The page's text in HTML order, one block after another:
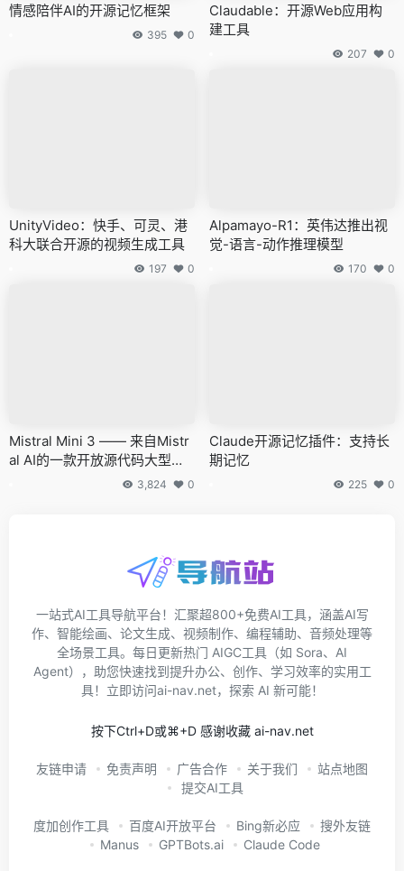
情感陪伴AI的开源记忆框架
395 0
Claudable：开源Web应用构
建工具
207 0
UnityVideo：快手、可灵、港
科大联合开源的视频生成工具
197 0
Alpamayo-R1：英伟达推出视
觉-语言-动作推理模型
170 0
Mistral Mini 3 —— 来自Mistr
al AI的一款开放源代码大型语
3,824 0
Claude开源记忆插件：支持长
期记忆
225 0
一站式AI工具导航平台！汇聚超800+免费AI工具，涵盖AI写
作、智能绘画、论文生成、视频制作、编程辅助、音频处理等
全场景工具。每日更新热门 AIGC工具（如 Sora、AI
Agent），助您快速找到提升办公、创作、学习效率的实用工
具！立即访问ai-nav.net，探索 AI 新可能！
按下Ctrl+D或⌘+D 感谢收藏 ai-nav.net
友链申请 免责声明 广告合作 关于我们
站点地图
提交AI工具
度加创作工具 百度AI开放平台 Bing新必应
搜外友链
Manus
GPTBots.ai Claude Code